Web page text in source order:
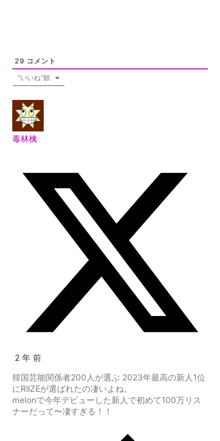
29 コメント
"いいね"順
毒林檎
2 年 前
韓国芸能関係者200人が選ぶ 2023年最高の新人1位
にRIIZEが選ばれたの凄いよね。
melonで今年デビューした新人で初めて100万リス
ナーだって〜凄すぎる！！